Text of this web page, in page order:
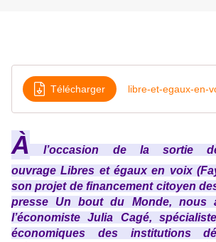
Télécharger libre-et-egaux-en-
À
l’occasion de la sortie
ouvrage Libres et égaux en voix
son projet de financement citoyen
presse Un bout du Monde, nous
l’économiste Julia Cagé,
économiques des institutions